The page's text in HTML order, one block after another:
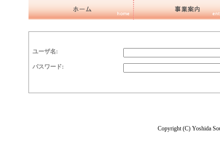
ユーザ名:
パスワード:
Copyright (C) Yoshida